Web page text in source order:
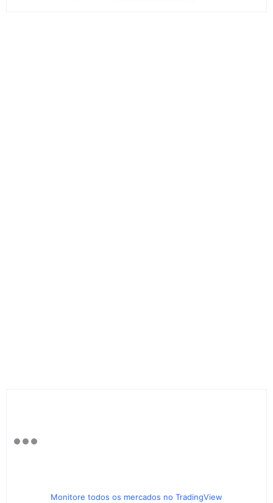
Monitore todos os mercados no TradingView